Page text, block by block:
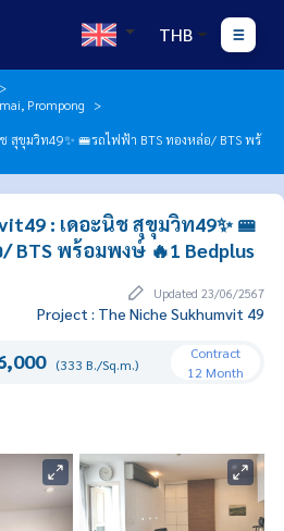
THB
Prompong
สุขุมวิท49✨ 🚝รถไฟฟ้า BTS ทองหล่อ/ BTS พร้
: เดอะนิช สุขุมวิท49✨ 🚝
BTS พร้อมพงษ์ 🔥1 Bedplus
Updated 23/06/2567
Project : The Niche Sukhumvit 49
(333 B./Sq.m.)
Contract
12 Month